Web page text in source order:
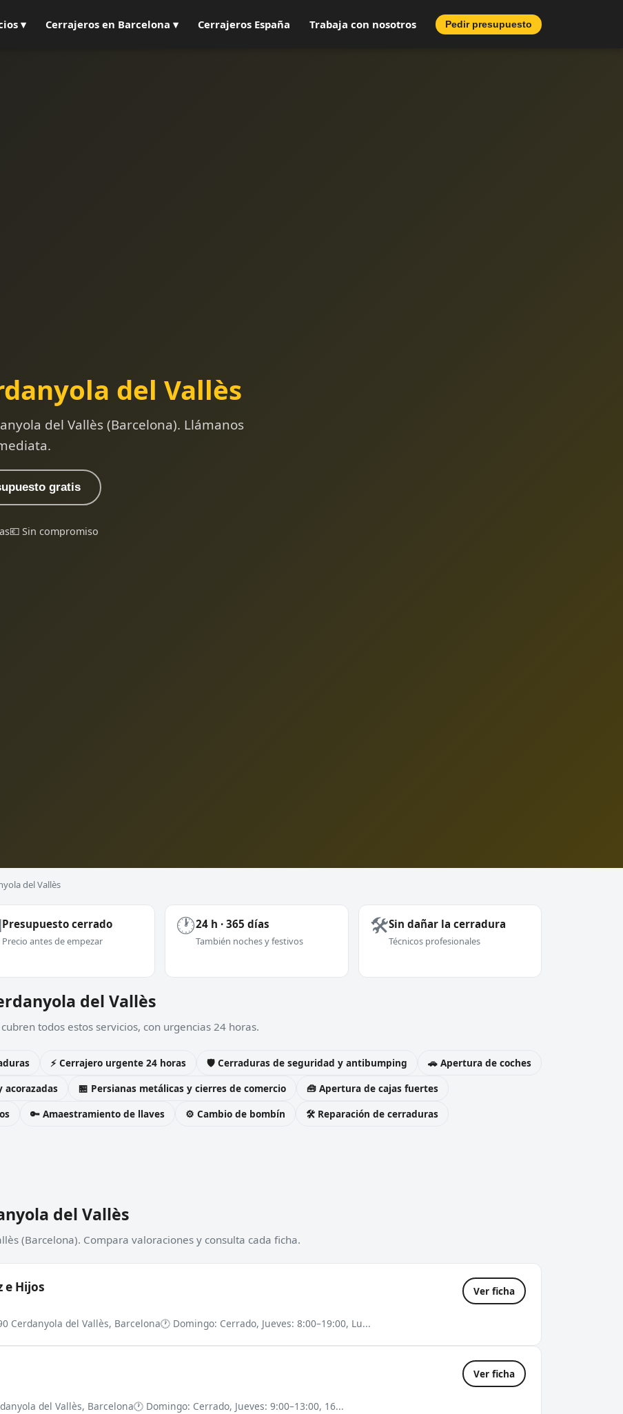
▾ Cerrajeros en Barcelona ▾ Cerrajeros España Trabaja con nosotros Pedir presupuesto
del Vallès
del Vallès (Barcelona). Llámanos
gratis
💶 Sin compromiso
del Vallès
Presupuesto cerrado
Precio antes de empezar
🕐24 h · 365 días
También noches y festivos
🛠️Sin dañar la cerradura
Técnicos profesionales
del Vallès
todos estos servicios, con urgencias 24 horas.
⚡ Cerrajero urgente 24 horas 🛡️ Cerraduras de seguridad y antibumping
🚗 Apertura de coches
acorazadas 🏪 Persianas metálicas y cierres de comercio
🧰 Apertura de cajas fuertes
🔑 Amaestramiento de llaves ⚙️ Cambio de bombín
🛠️ Reparación de cerraduras
del Vallès
(Barcelona). Compara valoraciones y consulta cada ficha.
e Hijos
Cerdanyola del Vallès, Barcelona🕐 Domingo: Cerrado, Jueves: 8:00–19:00, Lu...
Ver ficha
del Vallès, Barcelona🕐 Domingo: Cerrado, Jueves: 9:00–13:00, 16...
Ver ficha